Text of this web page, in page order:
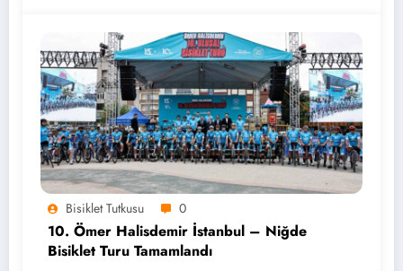
Bisiklet Tutkusu 0
10. Ömer Halisdemir İstanbul – Niğde
Bisiklet Turu Tamamlandı